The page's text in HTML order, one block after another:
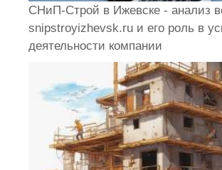
СНиП-Строй в Ижевске - анализ
snipstroyizhevsk.ru и его роль в
деятельности компании